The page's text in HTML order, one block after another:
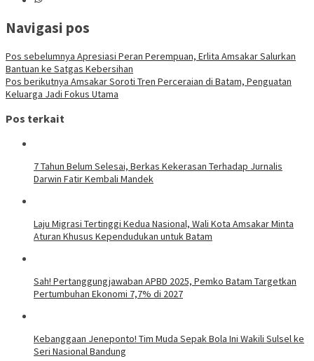
Navigasi pos
Pos sebelumnya Apresiasi Peran Perempuan, Erlita Amsakar Salurkan
Bantuan ke Satgas Kebersihan
Pos berikutnya Amsakar Soroti Tren Perceraian di Batam, Penguatan
Keluarga Jadi Fokus Utama
Pos terkait
7 Tahun Belum Selesai, Berkas Kekerasan Terhadap Jurnalis
Darwin Fatir Kembali Mandek
Laju Migrasi Tertinggi Kedua Nasional, Wali Kota Amsakar Minta
Aturan Khusus Kependudukan untuk Batam
Sah! Pertanggungjawaban APBD 2025, Pemko Batam Targetkan
Pertumbuhan Ekonomi 7,7% di 2027
Kebanggaan Jeneponto! Tim Muda Sepak Bola Ini Wakili Sulsel ke
Seri Nasional Bandung